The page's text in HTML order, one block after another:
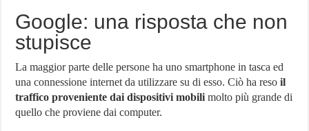
Google: una risposta che non
stupisce
La maggior parte delle persone ha uno smartphone in tasca ed
una connessione internet da utilizzare su di esso. Ciò ha resoil
traffico proveniente dai dispositivi mobili molto più grande di
quello che proviene dai computer.